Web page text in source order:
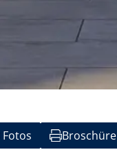
Fotos Broschüre